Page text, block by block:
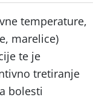
temperature,
marelice)
te je
tretiranje
bolesti